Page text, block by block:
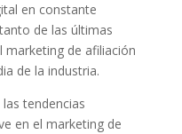
en constante
de las últimas
marketing de afiliación
de la industria.
tendencias
en el marketing de